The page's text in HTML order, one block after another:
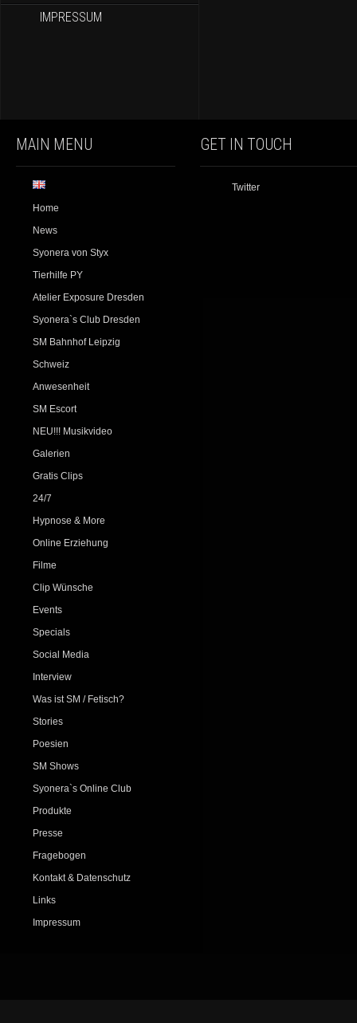
IMPRESSUM
MAIN MENU
Home
News
Syonera von Styx
Tierhilfe PY
Atelier Exposure Dresden
Syonera`s Club Dresden
SM Bahnhof Leipzig
Schweiz
Anwesenheit
SM Escort
NEU!!! Musikvideo
Galerien
Gratis Clips
24/7
Hypnose & More
Online Erziehung
Filme
Clip Wünsche
Events
Specials
Social Media
Interview
Was ist SM / Fetisch?
Stories
Poesien
SM Shows
Syonera`s Online Club
Produkte
Presse
Fragebogen
Kontakt & Datenschutz
Links
Impressum
GET IN TOUCH
Twitter